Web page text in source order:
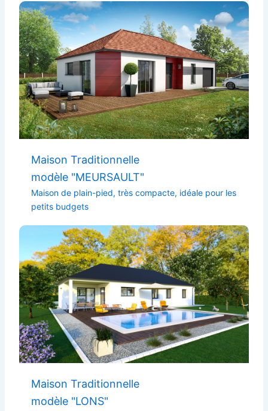
Maison Traditionnelle
modèle "MEURSAULT"
Maison de plain-pied, très compacte, idéale pour les
petits budgets
Maison Traditionnelle
modèle "LONS"